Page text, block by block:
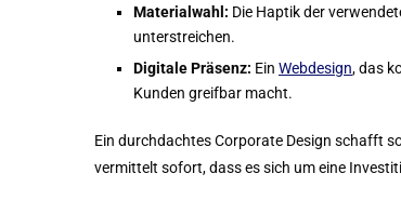
Materialwahl: Die Haptik der
unterstreichen.
Digitale Präsenz: Ein Webdesign, das
Kunden greifbar macht.
Ein durchdachtes Corporate Design schafft
vermittelt sofort, dass es sich um eine